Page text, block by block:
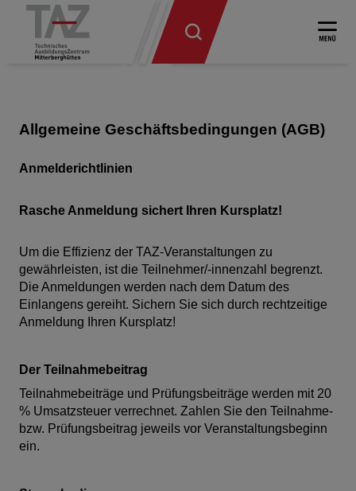
Allgemeine Geschäftsbedingungen (AGB)
Anmelderichtlinien
Rasche Anmeldung sichert Ihren Kursplatz!
Um die Effizienz der TAZ-Veranstaltungen zu
gewährleisten, ist die Teilnehmer/-innenzahl begrenzt.
Die Anmeldungen werden nach dem Datum des
Einlangens gereiht. Sichern Sie sich durch rechtzeitige
Anmeldung Ihren Kursplatz!
Der Teilnahmebeitrag
Teilnahmebeiträge und Prüfungsbeiträge werden mit 20
% Umsatzsteuer verrechnet. Zahlen Sie den Teilnahme-
bzw. Prüfungsbeitrag jeweils vor Veranstaltungsbeginn
ein.